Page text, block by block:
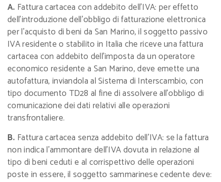
A. Fattura cartacea con addebito dell’IVA: per effetto
dell’introduzione dell’obbligo di fatturazione elettronica
per l'acquisto di beni da San Marino, il soggetto passivo
IVA residente o stabilito in Italia che riceve una fattura
cartacea con addebito dell’imposta da un operatore
economico residente a San Marino, deve emette una
autofattura, inviandola al Sistema di Interscambio, con
tipo documento TD28 al fine di assolvere all’obbligo di
comunicazione dei dati relativi alle operazioni
transfrontaliere.
B. Fattura cartacea senza addebito dell’IVA: se la fattura
non indica l’ammontare dell’IVA dovuta in relazione al
tipo di beni ceduti e al corrispettivo delle operazioni
poste in essere, il soggetto sammarinese cedente deve: